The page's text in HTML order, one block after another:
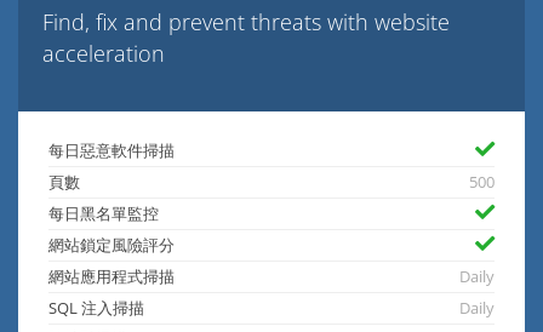
Find, fix and prevent threats with website
acceleration
每日惡意軟件掃描
頁數
500
每日黑名單監控
網站鎖定風險評分
網站應用程式掃描
Daily
SQL 注入掃描
Daily